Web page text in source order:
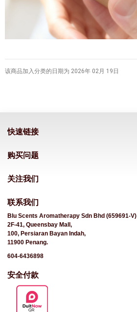
该商品加入分类的日期为 2026年 02月 19日
快速链接
购买问题
关注我们
联系我们
Blu Scents Aromatherapy Sdn Bhd (659691-V)
2F-41, Queensbay Mall,
100, Persiaran Bayan Indah,
11900 Penang.
604-6436898
安全付款